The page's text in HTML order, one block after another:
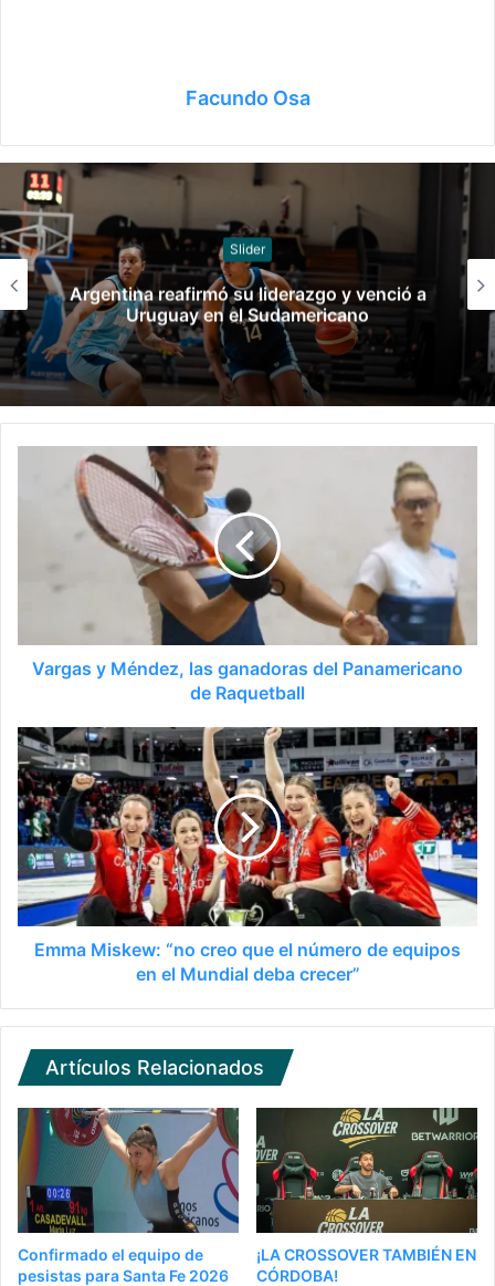
Facundo Osa
Slider
Argentina reafirmó su liderazgo y venció a
Uruguay en el Sudamericano
Vargas y Méndez, las ganadoras del Panamericano
de Raquetball
Emma Miskew: “no creo que el número de equipos
en el Mundial deba crecer”
Artículos Relacionados
Confirmado el equipo de
pesistas para Santa Fe 2026
¡LA CROSSOVER TAMBIÉN EN
CÓRDOBA!